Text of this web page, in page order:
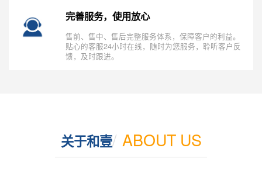
完善服务，使用放心
售前、售中、售后完整服务体系，保障客户的利益。
贴心的客服24小时在线，随时为您服务，聆听客户反
馈，及时跟进。
关于和壹/ ABOUT US